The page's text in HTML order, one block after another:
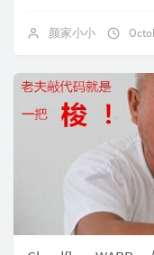
颜家小小